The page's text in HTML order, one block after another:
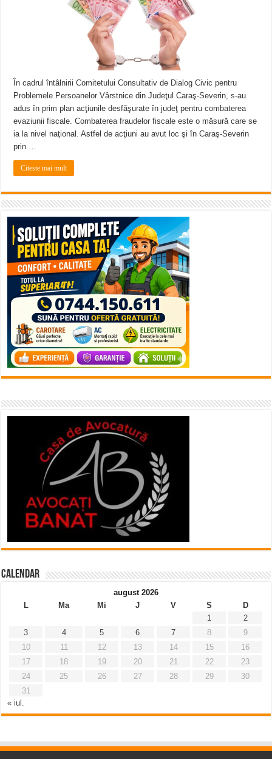
ANUNŢ OPRIRE APĂ în CARANSEBEȘ – 04.08.2026 – avarie – Calea
ANUNŢ OPRIRE APĂ în CARANSEBEȘ avarie
În cadrul întâlnirii Comitetului Consultativ de Dialog Civic pentru
Problemele Persoanelor Vârstnice din Judeţul Caraş-Severin, s-au
adus în prim plan acţiunile desfăşurate în judeţ pentru combaterea
evaziunii fiscale. Combaterea fraudelor fiscale este o măsură care se
ia la nivel naţional. Astfel de acţiuni au avut loc şi în Caraş-Severin
prin …
Citeste mai mult
Calendar
august 2026
L
Ma Mi J V S
D
1
2
3
4 5 6 7 8
9
10
11 12 13 14 15
16
17
18 19 20 21 22
23
24
25 26 27 28 29
30
31
« iul.